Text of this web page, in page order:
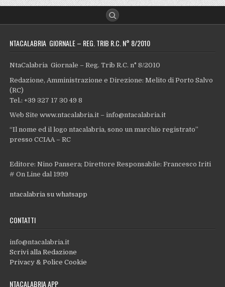
NTACALABRIA GIORNALE – REG. TRIB R.C. N° 8/2010
NtaCalabria Giornale – Reg. Trib R.C. n° 8/2010
Redazione, Amministrazione e Direzione: Melito di Porto Salvo
(RC)
Tel.: +39 327 17 30 49 8
Web Site www.ntacalabria.it – info@ntacalabria.it
“Il nome ed il logo ntacalabria, sono un marchio registrato”
presso CCIAA – RC
Editore: Nino Pansera; Direttore Responsabile: Francesco Iriti
# On Line dal 1999
ntacalabria su whatsapp
CONTATTI
info@ntacalabria.it
Scrivi alla Redazione
Privacy & Police Cookie
NTACALABRIA APP